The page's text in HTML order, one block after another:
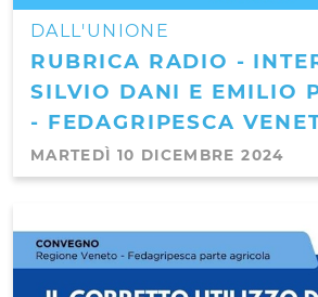
DALL'UNIONE
RUBRICA RADIO -
SILVIO DANI E EMILIO
- FEDAGRIPESCA
MARTEDÌ 10 DICEMBRE 2024